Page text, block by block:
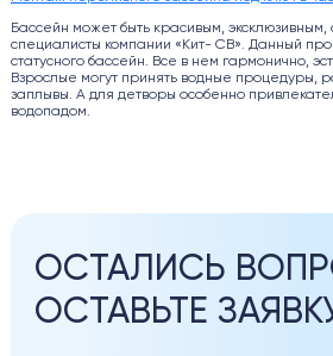
Бассейн может быть красивым, эксклюзивным,
специалисты компании «Кит- СВ». Данный
статусного бассейн. Все в нем гармонично,
Взрослые могут принять водные процедуры,
заплывы. А для детворы особенно
водопадом.
ОСТАЛИСЬ
ОСТАВЬТЕ